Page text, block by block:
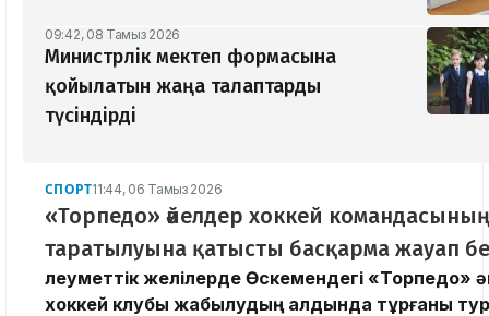
09:42, 08 Тамыз 2026
Министрлік мектеп формасына
қойылатын жаңа талаптарды
түсіндірді
СПОРТ11:44, 06 Тамыз 2026
«Торпедо» әйелдер хоккей командасының
таратылуына қатысты басқарма жауап
Әлеуметтік желілерде Өскемендегі «Торпедо»
хоккей клубы жабылудың алдында тұрғаны